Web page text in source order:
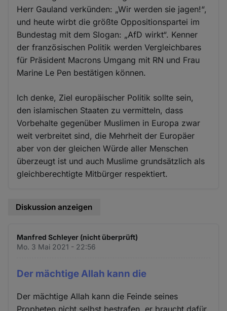
Herr Gauland verkünden: „Wir werden sie jagen!“,
und heute wirbt die größte Oppositionspartei im
Bundestag mit dem Slogan: „AfD wirkt“. Kenner
der französischen Politik werden Vergleichbares
für Präsident Macrons Umgang mit RN und Frau
Marine Le Pen bestätigen können.
Ich denke, Ziel europäischer Politik sollte sein,
den islamischen Staaten zu vermitteln, dass
Vorbehalte gegenüber Muslimen in Europa zwar
weit verbreitet sind, die Mehrheit der Europäer
aber von der gleichen Würde aller Menschen
überzeugt ist und auch Muslime grundsätzlich als
gleichberechtigte Mitbürger respektiert.
Diskussion anzeigen
Manfred Schleyer (nicht überprüft)
Mo. 3 Mai 2021 - 22:56
Der mächtige Allah kann die
Der mächtige Allah kann die Feinde seines